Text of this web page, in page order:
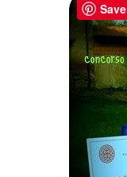
Save